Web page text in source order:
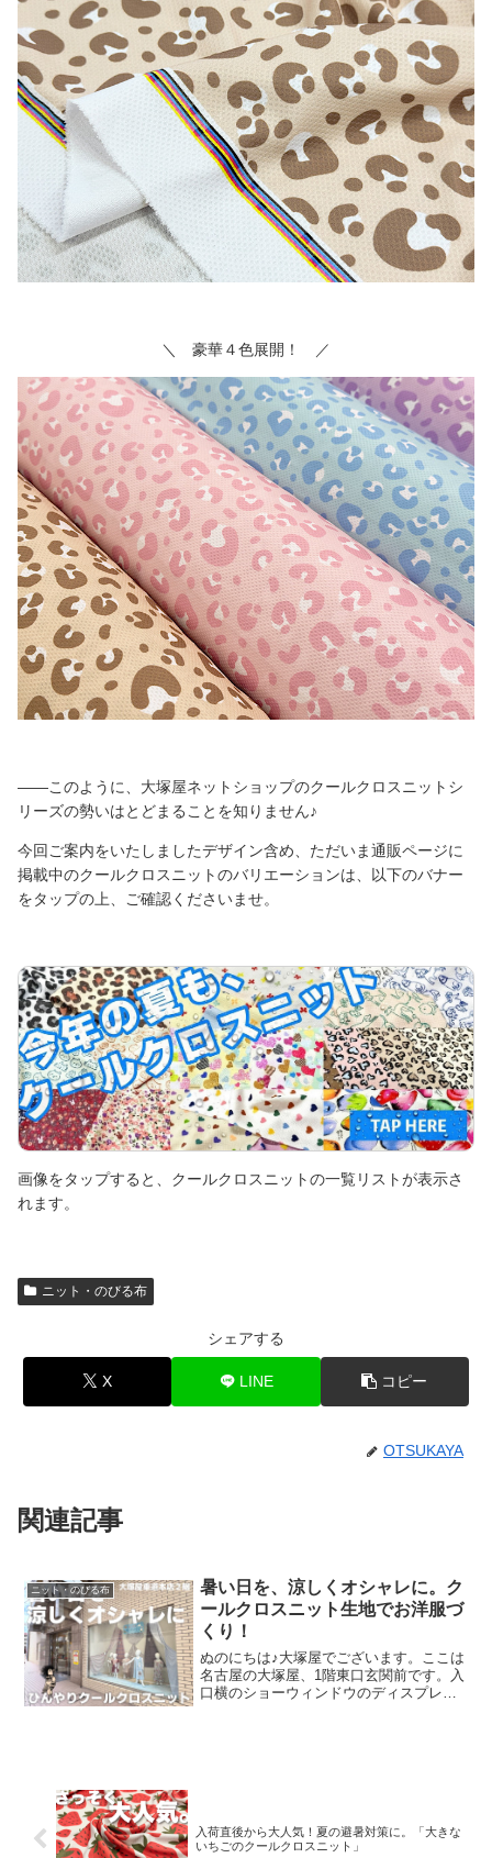
＼ 豪華４色展開！ ／
――このように、大塚屋ネットショップのクールクロスニットシ
リーズの勢いはとどまることを知りません♪
今回ご案内をいたしましたデザイン含め、ただいま通販ページに
掲載中のクールクロスニットのバリエーションは、以下のバナー
をタップの上、ご確認くださいませ。
画像をタップすると、クールクロスニットの一覧リストが表示さ
れます。
ニット・のびる布
シェアする
X LINE コピー
OTSUKAYA
関連記事
ニット・のびる布
暑い日を、涼しくオシャレに。ク
ールクロスニット生地でお洋服づ
くり！
ぬのにちは♪大塚屋でございます。ここは
名古屋の大塚屋、1階東口玄関前です。入
口横のショーウィンドウのディスプレイ
入荷直後から大人気！夏の避暑対策に。「大きな
いちごのクールクロスニット」